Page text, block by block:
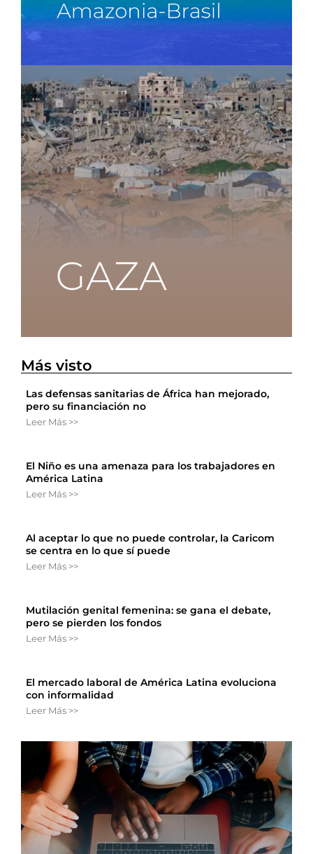
Más visto
Las defensas sanitarias de África han mejorado,
pero su financiación no
Leer Más >>
El Niño es una amenaza para los trabajadores en
América Latina
Leer Más >>
Al aceptar lo que no puede controlar, la Caricom
se centra en lo que sí puede
Leer Más >>
Mutilación genital femenina: se gana el debate,
pero se pierden los fondos
Leer Más >>
El mercado laboral de América Latina evoluciona
con informalidad
Leer Más >>